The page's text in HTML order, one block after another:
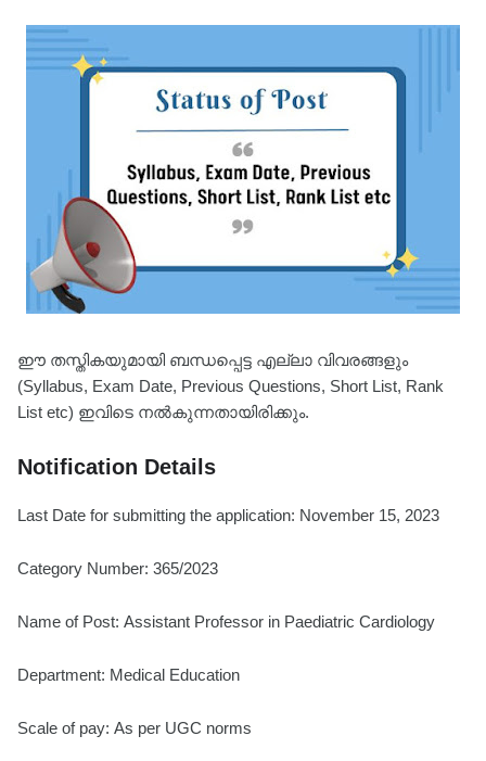
ഈ തസ്തികയുമായി ബന്ധപ്പെട്ട എല്ലാ വിവരങ്ങളും
(Syllabus, Exam Date, Previous Questions, Short List, Rank
List etc) ഇവിടെ നൽകുന്നതായിരിക്കും.
Notification Details
Last Date for submitting the application: November 15, 2023
Category Number: 365/2023
Name of Post: Assistant Professor in Paediatric Cardiology
Department: Medical Education
Scale of pay: As per UGC norms